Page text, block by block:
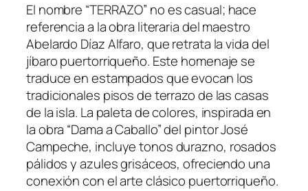
El nombre “TERRAZO” no es casual; hace
referencia a la obra literaria del maestro
Abelardo Díaz Alfaro, que retrata la vida del
jíbaro puertorriqueño. Este homenaje se
traduce en estampados que evocan los
tradicionales pisos de terrazo de las casas
de la isla. La paleta de colores, inspirada en
la obra “Dama a Caballo” del pintor José
Campeche, incluye tonos durazno, rosados
pálidos y azules grisáceos, ofreciendo una
conexión con el arte clásico puertorriqueño.